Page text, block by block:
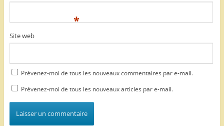
*
Site web
Prévenez-moi de tous les nouveaux commentaires par e-mail.
Prévenez-moi de tous les nouveaux articles par e-mail.